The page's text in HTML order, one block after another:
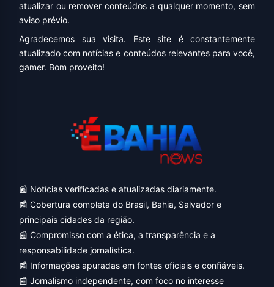
atualizar ou remover conteúdos a qualquer momento, sem
aviso prévio.
Agradecemos sua visita. Este site é constantemente
atualizado com notícias e conteúdos relevantes para você,
gamer. Bom proveito!
📰 Notícias verificadas e atualizadas diariamente.
📰 Cobertura completa do Brasil, Bahia, Salvador e
principais cidades da região.
📰 Compromisso com a ética, a transparência e a
responsabilidade jornalística.
📰 Informações apuradas em fontes oficiais e confiáveis.
📰 Jornalismo independente, com foco no interesse